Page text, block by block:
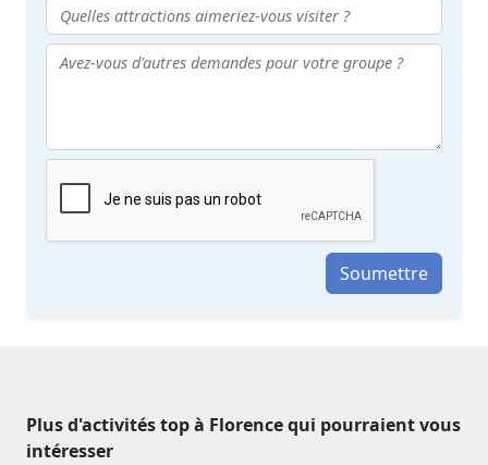
Soumettre
Plus d'activités top à Florence qui pourraient vous
intéresser